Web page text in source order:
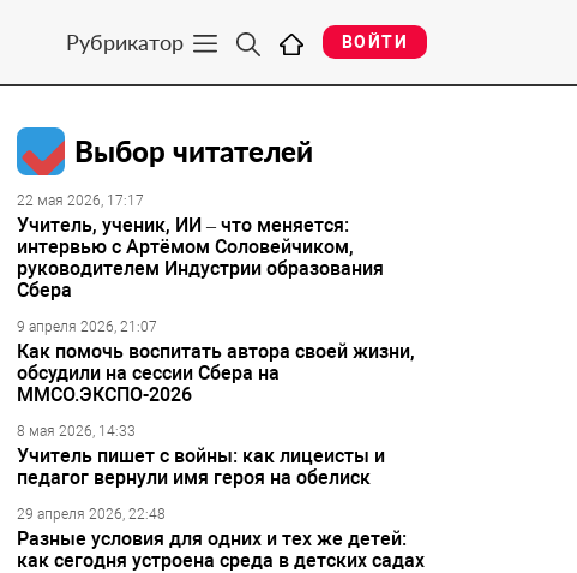
Рубрикатор ВОЙТИ
Выбор читателей
22 мая 2026, 17:17
Учитель, ученик, ИИ – что меняется:
интервью с Артёмом Соловейчиком,
руководителем Индустрии образования
Сбера
9 апреля 2026, 21:07
Как помочь воспитать автора своей жизни,
обсудили на сессии Сбера на
ММСО.ЭКСПО-2026
8 мая 2026, 14:33
Учитель пишет с войны: как лицеисты и
педагог вернули имя героя на обелиск
29 апреля 2026, 22:48
Разные условия для одних и тех же детей:
как сегодня устроена среда в детских садах